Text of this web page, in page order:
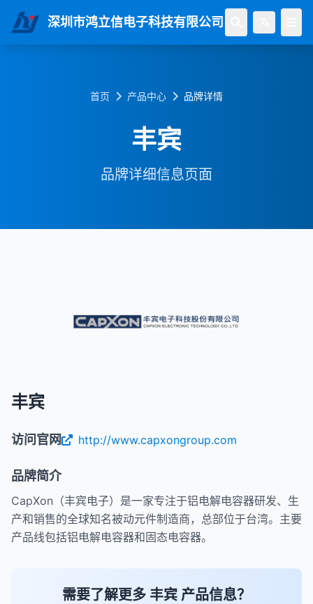
深圳市鸿立信电子科技有限公司
首页 产品中心 品牌详情
丰宾
品牌详细信息页面
丰宾
访问官网 http://www.capxongroup.com
品牌简介
CapXon（丰宾电子）是一家专注于铝电解电容器研发、生
产和销售的全球知名被动元件制造商，总部位于台湾。主要
产品线包括铝电解电容器和固态电容器。
需要了解更多 丰宾 产品信息？